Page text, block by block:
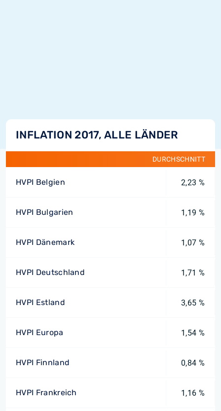
INFLATION 2017, ALLE LÄNDER
DURCHSCHNITT
HVPI Belgien 2,23 %
HVPI Bulgarien 1,19 %
HVPI Dänemark 1,07 %
HVPI Deutschland 1,71 %
HVPI Estland 3,65 %
HVPI Europa 1,54 %
HVPI Finnland 0,84 %
HVPI Frankreich 1,16 %